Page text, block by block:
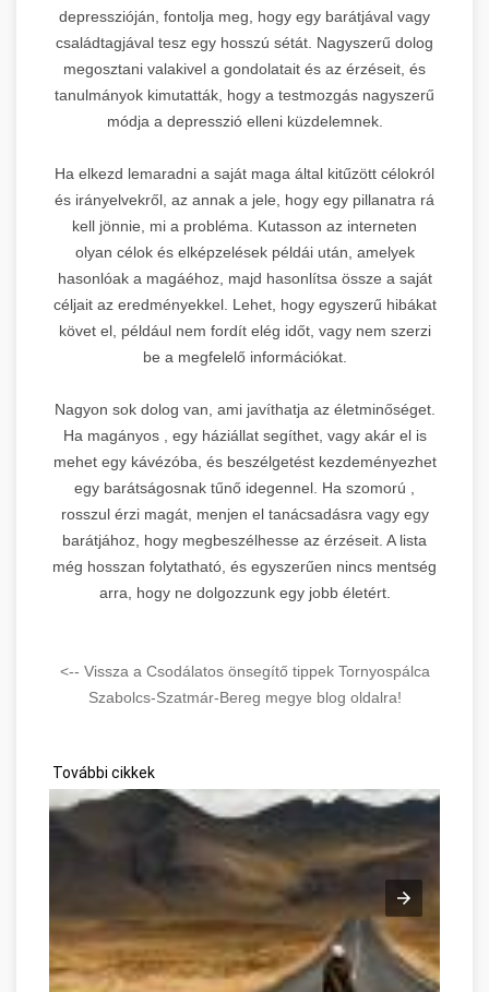
depresszióján, fontolja meg, hogy egy barátjával vagy
családtagjával tesz egy hosszú sétát. Nagyszerű dolog
megosztani valakivel a gondolatait és az érzéseit, és
tanulmányok kimutatták, hogy a testmozgás nagyszerű
módja a depresszió elleni küzdelemnek.
Ha elkezd lemaradni a saját maga által kitűzött célokról
és irányelvekről, az annak a jele, hogy egy pillanatra rá
kell jönnie, mi a probléma. Kutasson az interneten
olyan célok és elképzelések példái után, amelyek
hasonlóak a magáéhoz, majd hasonlítsa össze a saját
céljait az eredményekkel. Lehet, hogy egyszerű hibákat
követ el, például nem fordít elég időt, vagy nem szerzi
be a megfelelő információkat.
Nagyon sok dolog van, ami javíthatja az életminőséget.
Ha magányos , egy háziállat segíthet, vagy akár el is
mehet egy kávézóba, és beszélgetést kezdeményezhet
egy barátságosnak tűnő idegennel. Ha szomorú ,
rosszul érzi magát, menjen el tanácsadásra vagy egy
barátjához, hogy megbeszélhesse az érzéseit. A lista
még hosszan folytatható, és egyszerűen nincs mentség
arra, hogy ne dolgozzunk egy jobb életért.
<-- Vissza a Csodálatos önsegítő tippek Tornyospálca
Szabolcs-Szatmár-Bereg megye blog oldalra!
További cikkek